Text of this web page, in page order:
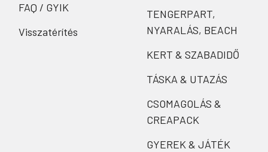
FAQ / GYIK
Visszatérítés
TENGERPART,
NYARALÁS, BEACH
KERT & SZABADIDŐ
TÁSKA & UTAZÁS
CSOMAGOLÁS &
CREAPACK
GYEREK & JÁTÉK